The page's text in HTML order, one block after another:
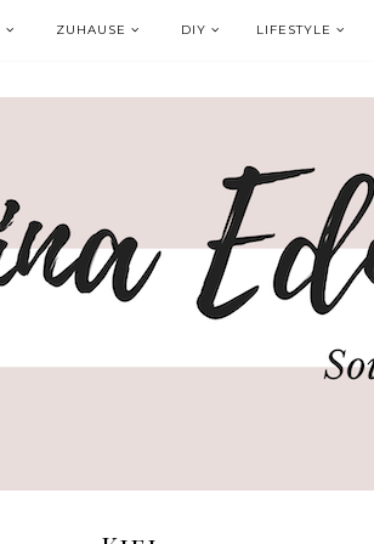
ZUHAUSE DIY LIFESTYLE